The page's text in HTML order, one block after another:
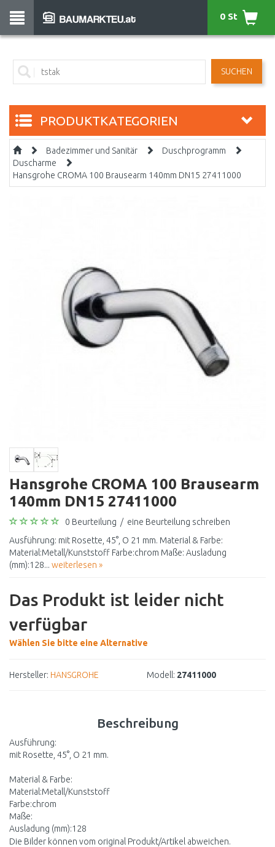
SUCHEN
0 St
PRODUKTKATEGORIEN
Badezimmer und Sanitär
Duschprogramm
Duscharme
Hansgrohe CROMA 100 Brausearm 140mm DN15 27411000
Hansgrohe CROMA 100 Brausearm
140mm DN15 27411000
0 Beurteilung / eine Beurteilung schreiben
Ausführung: mit Rosette, 45°, O 21 mm. Material & Farbe:
Material:Metall/Kunststoff Farbe:chrom Maße: Ausladung
(mm):128... weiterlesen »
Das Produkt ist leider nicht
verfügbar
Wählen Sie bitte eine Alternative
Hersteller: HANSGROHE Modell: 27411000
Beschreibung
Ausführung:
mit Rosette, 45°, O 21 mm.
Material & Farbe:
Material:Metall/Kunststoff
Farbe:chrom
Maße:
Ausladung (mm):128
Die Bilder können vom original Produkt/Artikel abweichen.